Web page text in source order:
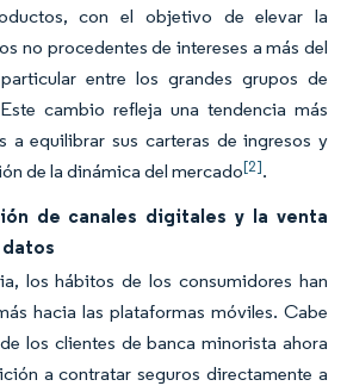
con el objetivo de elevar la
no procedentes de intereses a más del
entre los grandes grupos de
cambio refleja una tendencia más
a equilibrar sus carteras de ingresos y
de la dinámica del mercado[2].
de canales digitales y la venta
datos
los hábitos de los consumidores han
hacia las plataformas móviles. Cabe
los clientes de banca minorista ahora
a contratar seguros directamente a